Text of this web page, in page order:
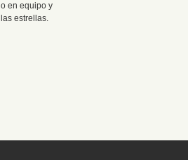
en equipo y
estrellas.